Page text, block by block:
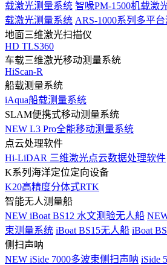
载激光测量系统 智喙PM-1500机载激
载激光测量系统 ARS-1000系列多平
地面三维激光扫描仪
HD TLS360
车载三维激光移动测量系统
HiScan-R
船载测量系统
iAqua船载测量系统
SLAM便携式移动测量系统
NEW L3 Pro全能移动测量系统
点云处理软件
Hi-LiDAR 三维激光点云数据处理软件
K系列海洋定位定向设备
K20高精度分体式RTK
智能无人测量船
NEW iBoat BS12 水文测验无人船
束测量系统 iBoat BS15无人船 iBoat
侧扫声呐
NEW iSide 7000多波束侧扫声呐 iSide